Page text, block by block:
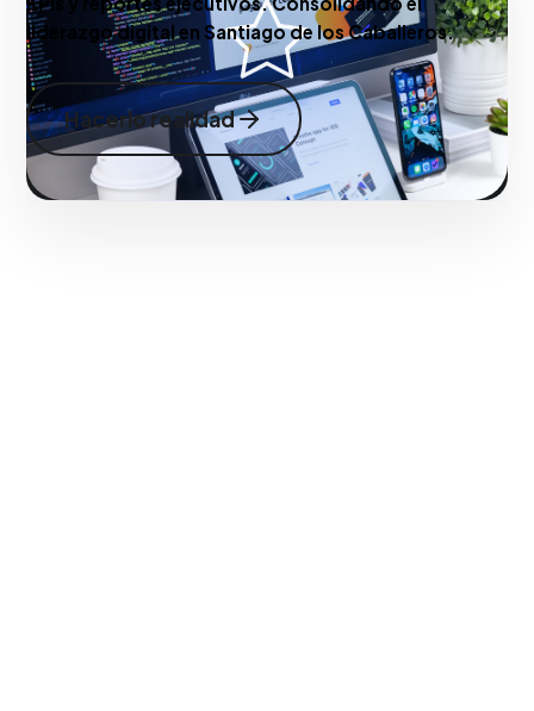
liderazgo digital en Santiago de los Caballeros.
Hacerlo realidad